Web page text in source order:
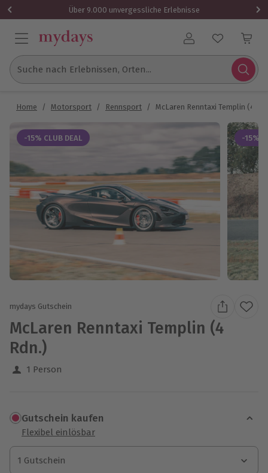
Über 9.000 unvergessliche Erlebnisse
Benutzerkonto
Suche nach Erlebnissen, Orten...
Home / Motorsport / Rennsport / McLaren Renntaxi Templin (4
-15% CLUB DEAL -15%
mydays Gutschein
McLaren Renntaxi Templin (4
Rdn.)
1 Person
Gutschein kaufen
Flexibel einlösbar
1 Gutschein
1 Gutschein
1 Gutschein